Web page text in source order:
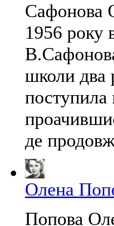
Сафонова
1956 року
школи два
де
Олена
Попова